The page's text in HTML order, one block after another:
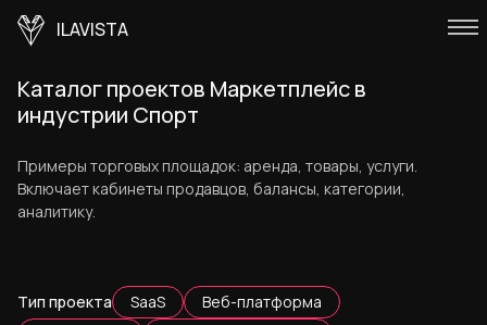
ILAVISTA
Каталог проектов Маркетплейс в
индустрии Спорт
Примеры торговых площадок: аренда, товары, услуги.
Включает кабинеты продавцов, балансы, категории,
аналитику.
Тип проекта SaaS
Веб-платформа